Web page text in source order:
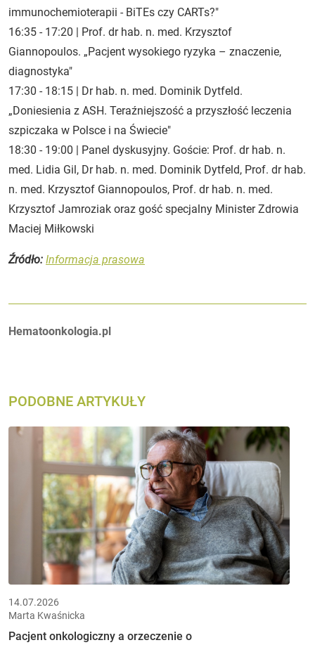
immunochemioterapii - BiTEs czy CARTs?"
16:35 - 17:20 | Prof. dr hab. n. med. Krzysztof
Giannopoulos. „Pacjent wysokiego ryzyka – znaczenie,
diagnostyka"
17:30 - 18:15 | Dr hab. n. med. Dominik Dytfeld.
„Doniesienia z ASH. Teraźniejszość a przyszłość leczenia
szpiczaka w Polsce i na Świecie"
18:30 - 19:00 | Panel dyskusyjny. Goście: Prof. dr hab. n.
med. Lidia Gil, Dr hab. n. med. Dominik Dytfeld, Prof. dr hab.
n. med. Krzysztof Giannopoulos, Prof. dr hab. n. med.
Krzysztof Jamroziak oraz gość specjalny Minister Zdrowia
Maciej Miłkowski
Źródło: Informacja prasowa
Autorzy:
Hematoonkologia.pl
PODOBNE ARTYKUŁY
14.07.2026
Marta Kwaśnicka
Pacjent onkologiczny a orzeczenie o